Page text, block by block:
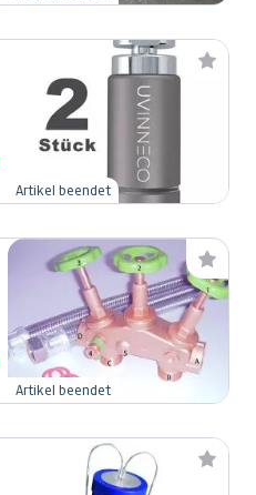
Artikel beendet
Artikel beendet